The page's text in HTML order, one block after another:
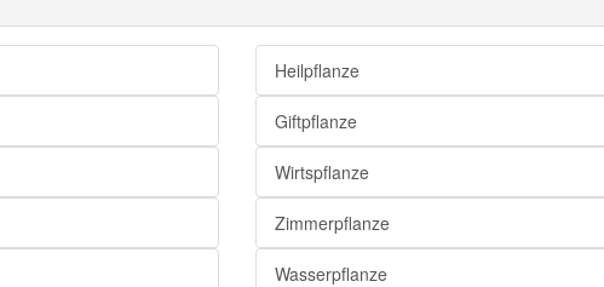
Heilpflanze
Giftpflanze
Wirtspflanze
Zimmerpflanze
Wasserpflanze